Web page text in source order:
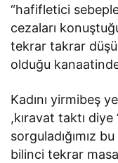
“hafifletici
cezaları
tekrar takrar
olduğu
Kadını yirmibeş
,kıravat taktı diye
sorguladığımız
bilinci tekrar